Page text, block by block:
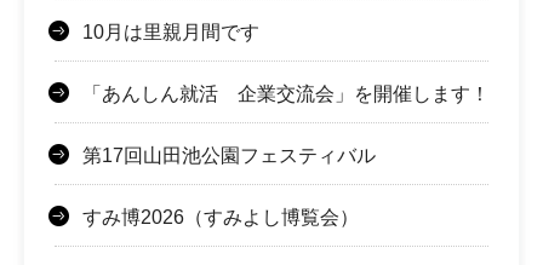
10月は里親月間です
「あんしん就活 企業交流会」を開催します！
第17回山田池公園フェスティバル
すみ博2026（すみよし博覧会）